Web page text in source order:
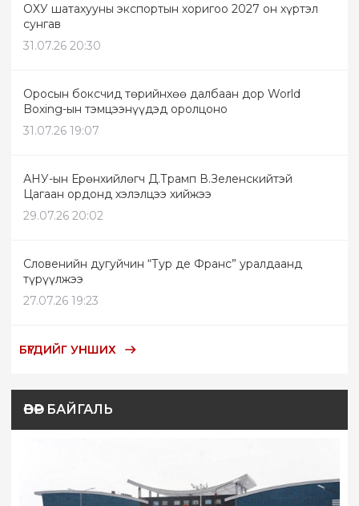
ОХУ шатахууны экспортын хоригоо 2027 он хүртэл
сунгав
31.07.26 20:30
Оросын боксчид төрийнхөө далбаан дор World
Boxing-ын тэмцээнүүдэд оролцоно
31.07.26 19:07
АНУ-ын Ерөнхийлөгч Д.Трамп В.Зеленскийтэй
Цагаан ордонд хэлэлцээ хийжээ
29.07.26 20:02
Словенийн дугуйчин “Тур де Франс” уралдаанд
түрүүлжээ
27.07.26 19:23
БҮГДИЙГ УНШИХ
ӨВӨР БАЙГАЛЬ